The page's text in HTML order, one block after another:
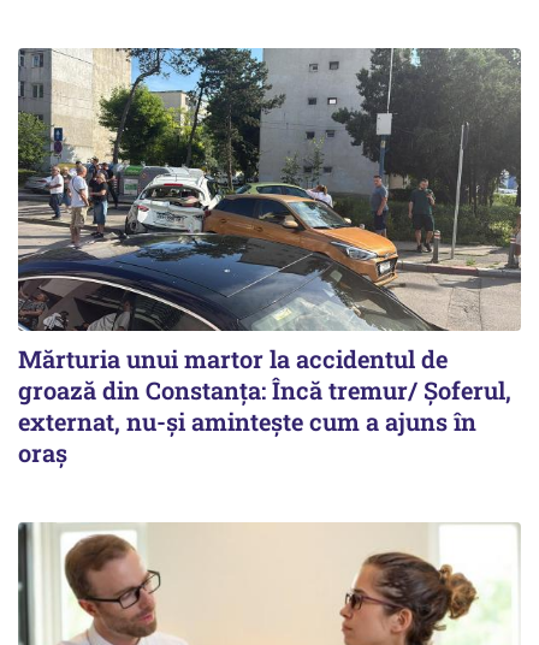
Mărturia unui martor la accidentul de
groază din Constanța: Încă tremur/ Șoferul,
externat, nu-și amintește cum a ajuns în
oraș